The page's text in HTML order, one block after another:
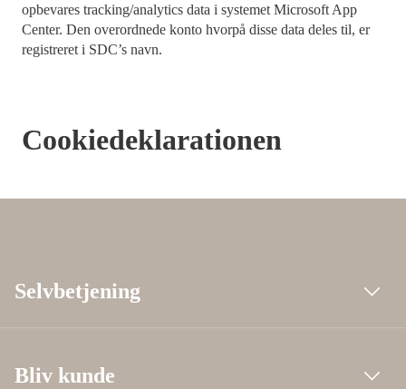
opbevares tracking/analytics data i systemet Microsoft App
Center. Den overordnede konto hvorpå disse data deles til, er
registreret i SDC’s navn.
Cookiedeklarationen
Selvbetjening
Bliv kunde